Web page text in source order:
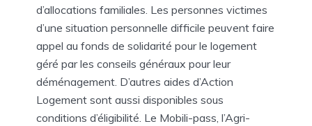
d’allocations familiales. Les personnes victimes
d’une situation personnelle difficile peuvent faire
appel au fonds de solidarité pour le logement
géré par les conseils généraux pour leur
déménagement. D’autres aides d’Action
Logement sont aussi disponibles sous
conditions d’éligibilité. Le Mobili-pass, l’Agri-